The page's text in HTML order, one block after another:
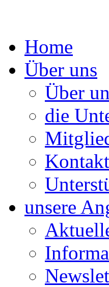
Springe
zum
Home
Über uns
Über
die
Kontakt
unsere